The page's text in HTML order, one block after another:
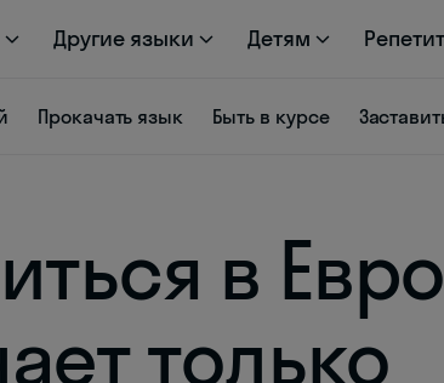
Другие языки Детям
Прокачать язык Быть в курсе
в
только